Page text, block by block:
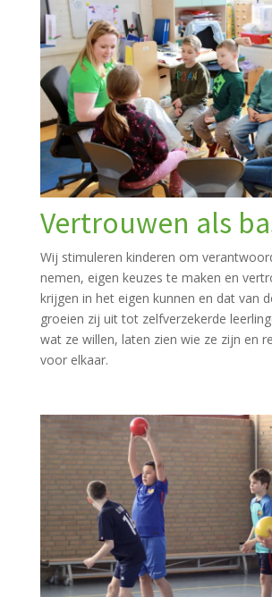
Vertrouwen als
Wij stimuleren kinderen om
nemen, eigen keuzes te maken en
krijgen in het eigen kunnen en dat van
groeien zij uit tot zelfverzekerde
wat ze willen, laten zien wie ze zijn en
voor elkaar.